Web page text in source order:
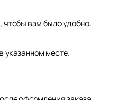
вам было удобно.
указанном месте.